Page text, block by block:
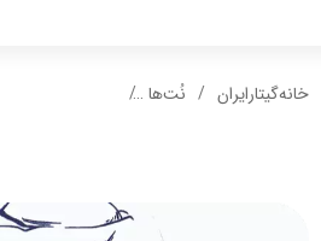
خانه‌گیتار‌ایران نُت‌ها